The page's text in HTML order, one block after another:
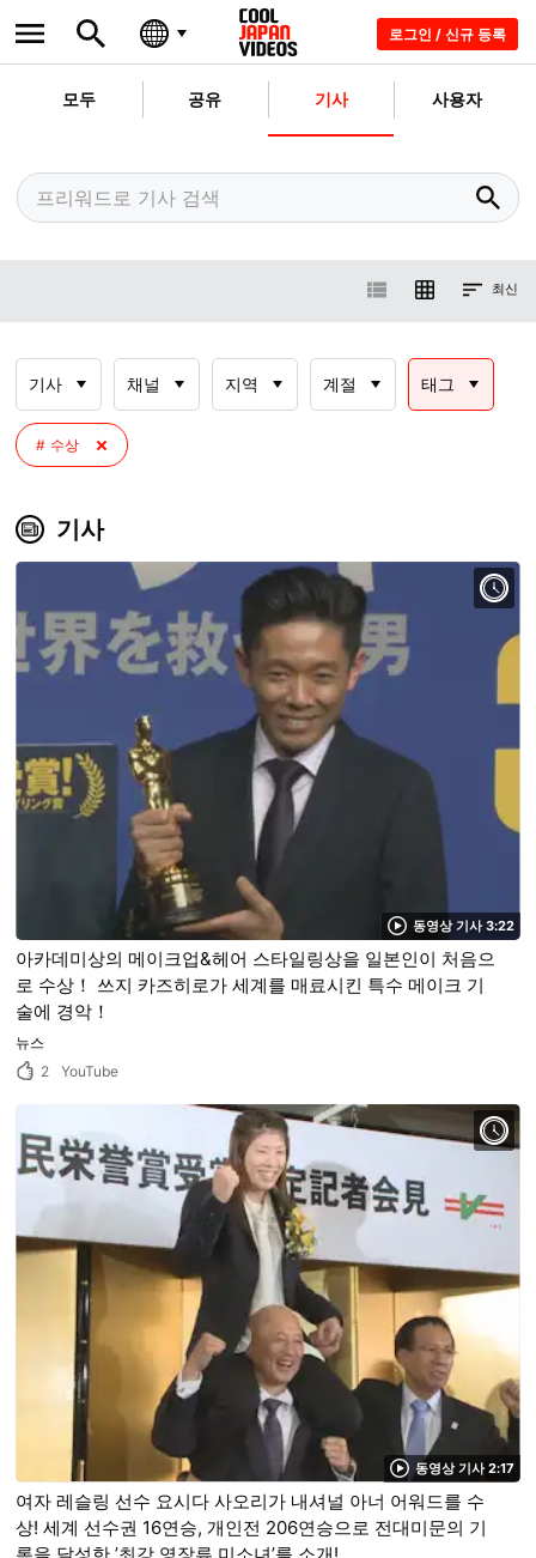
로그인 / 신규 등록
모두 공유 기사 사용자
최신
기사 채널 지역 계절 태그
수상
기사
동영상 기사 3:22
아카데미상의 메이크업&헤어 스타일링상을 일본인이 처음으
로 수상！ 쓰지 카즈히로가 세계를 매료시킨 특수 메이크 기
술에 경악！
뉴스
2
YouTube
동영상 기사 2:17
여자 레슬링 선수 요시다 사오리가 내셔널 아너 어워드를 수
상! 세계 선수권 16연승, 개인전 206연승으로 전대미문의 기
록을 달성한 ’최강 영장류 미소녀’를 소개!